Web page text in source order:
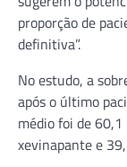
proporção de
definitiva”.
No estudo, a
após o último
médio foi de
xevinapante e